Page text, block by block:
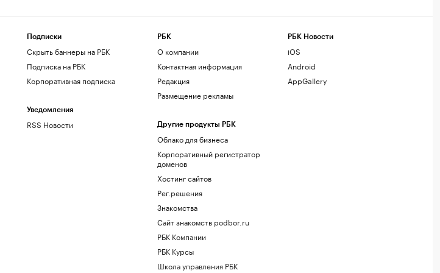
Подписки
Скрыть баннеры на РБК
Подписка на РБК
Корпоративная подписка
Уведомления
RSS Новости
РБК
О компании
Контактная информация
Редакция
Размещение рекламы
Другие продукты РБК
Облако для бизнеса
Корпоративный регистратор
доменов
Хостинг сайтов
Рег.решения
Знакомства
Сайт знакомств podbor.ru
РБК Компании
РБК Курсы
Школа управления РБК
РБК Новости
iOS
Android
AppGallery